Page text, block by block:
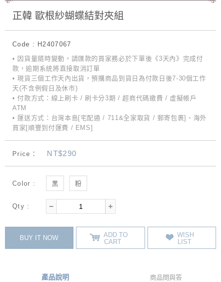
正韓 歐根紗蝴蝶結對夾組
Code : H2407067
• 因貨量隨時變動，請匯款的買家務必於下單後《3天內》完成付
款，逾期系統將直接取消訂單
• 現貨三個工作天內出貨，預購商品到貨日為付款日後7-30個工作
天(不含例假日及休市)
• 付款方式：線上刷卡 / 刷卡分3期 / 超商代碼繳費 / 虛擬帳戶
ATM
• 運送方式：台灣本島[宅配通 / 711&全家取貨 / 郵寄包裹]、海外
買家[順豐到付運費 / EMS]
Price： NT$290
Color : 黑 粉
Qty :
BUY IT NOW
ADD TO
CART
WISH
LIST
產品說明 商品問與答